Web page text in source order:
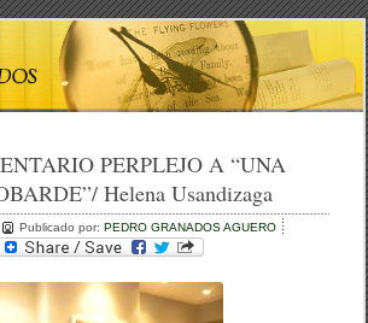
PERPLEJO A “UNA
Helena Usandizaga
Publicado por:PEDRO GRANADOS AGUERO